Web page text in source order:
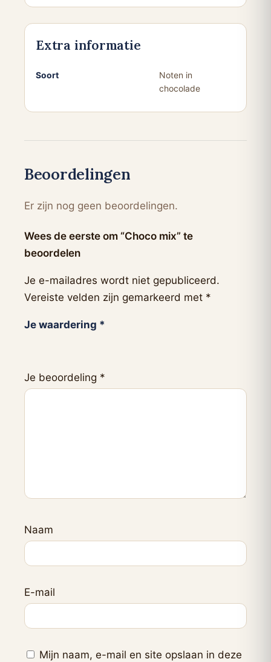
Extra informatie
Soort
Noten in
chocolade
Beoordelingen
Er zijn nog geen beoordelingen.
Wees de eerste om “Choco mix” te
beoordelen
Je e-mailadres wordt niet gepubliceerd.
Vereiste velden zijn gemarkeerd met *
Je waardering *
Je beoordeling *
Naam
E-mail
Mijn naam, e-mail en site opslaan in deze